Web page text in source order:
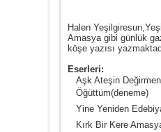
Halen
Amasya gibi günlük
köşe yazısı
Eserleri:
Aşk Ateşin
Öğüttüm(deneme)
Yine Yeniden
Kırk Bir Kere